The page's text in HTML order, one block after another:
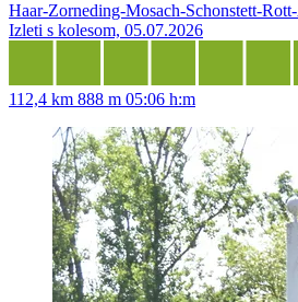
Haar-Zorneding-Mosach-Schonstett-
Izleti s kolesom, 05.07.2026
112,4 km 888 m 05:06 h:m